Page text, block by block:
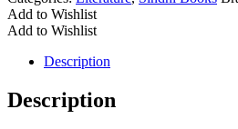
Add to Wishlist
Add to Wishlist
Description
Description